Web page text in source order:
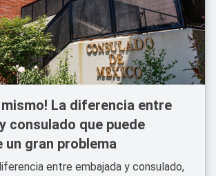
mismo! La diferencia entre
consulado que puede
un gran problema
entre embajada y consulado,